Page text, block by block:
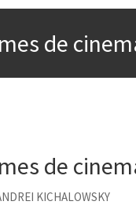
Aprender a fracassar é o
Contardo Calligaris
Voto obrigatório é
de
de
KICHALOWSKY